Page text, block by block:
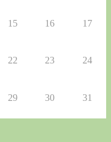
15 16 17
22 23 24
29 30 31